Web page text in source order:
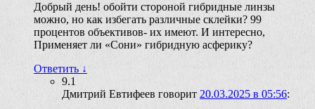
Добрый день! обойти стороной гибридные линзы
можно, но как избегать различные склейки? 99
процентов объективов- их имеют. И интересно,
Применяет ли «Сони» гибридную асферику?
Ответить ↓
9.1
Дмитрий Евтифеев говорит 20.03.2025 в 05:56: